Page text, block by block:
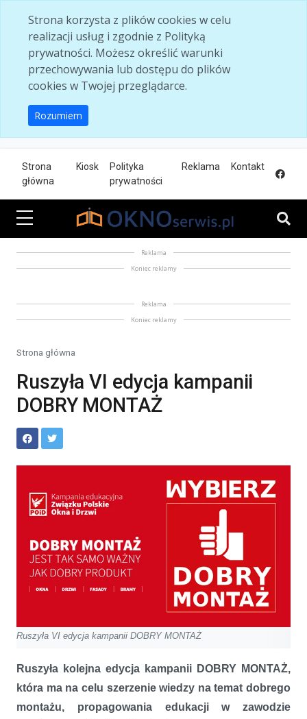
Strona korzysta z plików cookies w celu
realizacji usług i zgodnie z Polityką
prywatności. Możesz określić warunki
przechowywania lub dostępu do plików
cookies w Twojej przeglądarce.
Rozumiem
Strona
główna
Kiosk
Polityka
prywatności
Reklama Kontakt
Reklama
Koniec reklamy
Reklama
Koniec reklamy
Strona główna
Ruszyła VI edycja kampanii
DOBRY MONTAŻ
Ruszyła VI edycja kampanii DOBRY MONTAŻ
Ruszyła kolejna edycja kampanii DOBRY MONTAŻ,
która ma na celu szerzenie wiedzy na temat dobrego
montażu, propagowania edukacji w zawodzie